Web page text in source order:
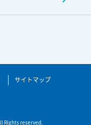
サイトマップ
Rights reserved.